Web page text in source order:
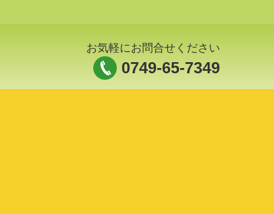
お気軽にお問合せください
0749-65-7349